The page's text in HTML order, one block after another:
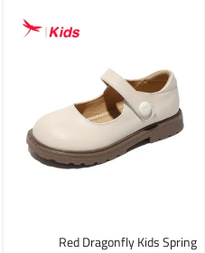
Red Dragonfly Kids Spring